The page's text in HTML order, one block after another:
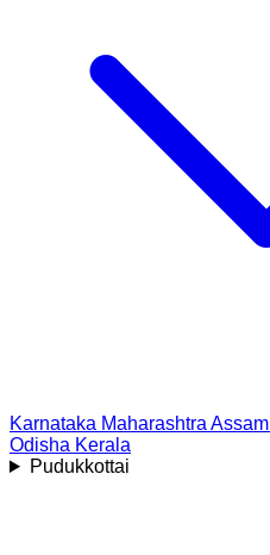
Karnataka Maharashtra Assam
Odisha Kerala
Pudukkottai